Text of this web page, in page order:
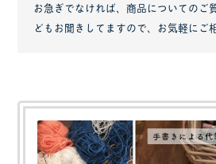
お急ぎでなければ、商品についてのご
どもお聞きしてますので、お気軽にご